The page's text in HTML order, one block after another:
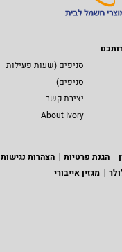
סניפים (שעות פעילות
סניפים)
יצירת קשר
About Ivory
הגנת פרטיות
הצהרות נגישות
מגזין אייבורי